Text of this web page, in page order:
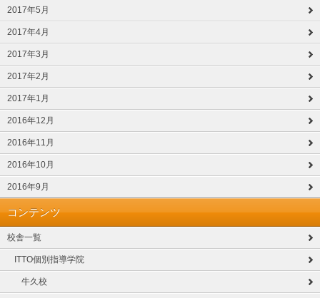
2017年5月
2017年4月
2017年3月
2017年2月
2017年1月
2016年12月
2016年11月
2016年10月
2016年9月
コンテンツ
校舎一覧
ITTO個別指導学院
牛久校